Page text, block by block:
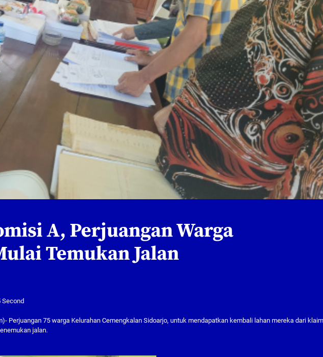
A, Perjuangan Warga
Temukan Jalan
Second
Perjuangan 75 warga Kelurahan Cemengkalan Sidoarjo, untuk mendapatkan kembali lahan mereka dari klaim
jalan.